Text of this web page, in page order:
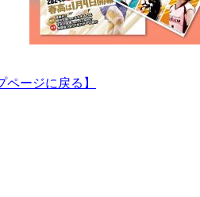
ージに戻る】